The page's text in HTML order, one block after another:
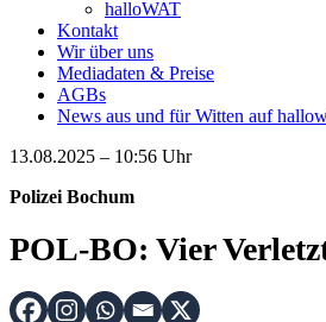
halloWAT
Kontakt
Wir über uns
Mediadaten & Preise
AGBs
News aus und für Witten auf
13.08.2025 – 10:56 Uhr
Polizei Bochum
POL-BO: Vier